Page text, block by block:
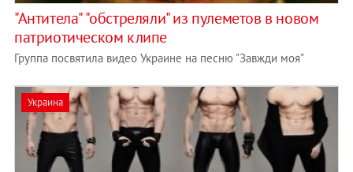
"Антитела" "обстреляли" из пулеметов в новом
патриотическом клипе
Группа посвятила видео Украине на песню "Завжди моя"
Украина